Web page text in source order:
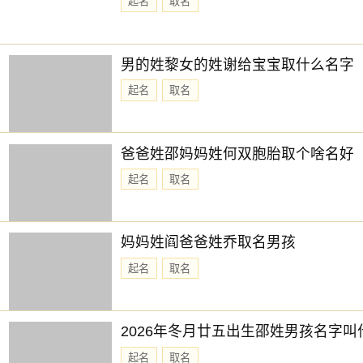
男的姓黎女的姓谢给宝宝取什么名字
起名 取名
爸爸姓邵妈妈姓何双胞胎取个啥名好
起名 取名
妈妈姓阎爸爸姓乔取名男孩
起名 取名
2026年冬月廿五出生邵姓男孩名字叫
起名 取名